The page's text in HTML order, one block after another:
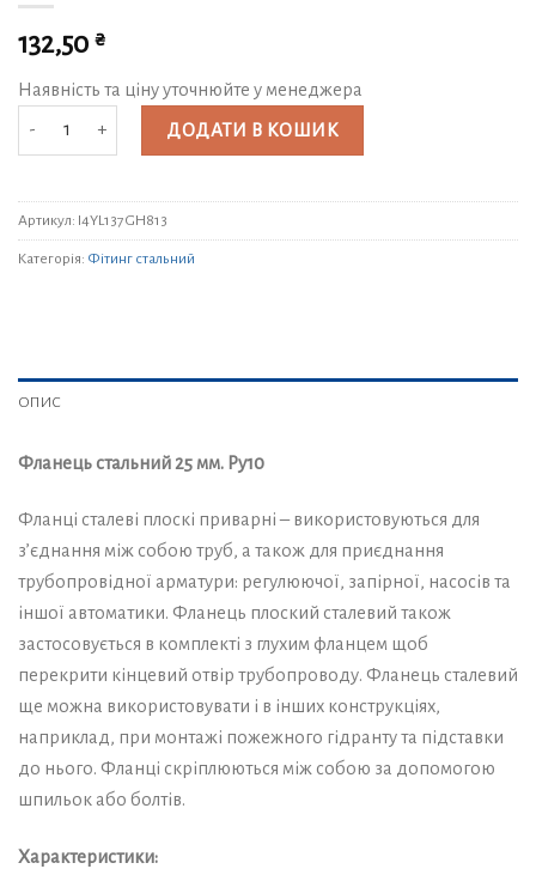
132,50 ₴
Наявність та ціну уточнюйте у менеджера
ДОДАТИ В КОШИК
Артикул: I4YL137GH813
Категорія: Фітинг стальний
ОПИС
Фланець стальний 25 мм. Py10
Фланці сталеві плоскі приварні – використовуються для
з’єднання між собою труб, а також для приєднання
трубопровідної арматури: регулюючої, запірної, насосів та
іншої автоматики. Фланець плоский сталевий також
застосовується в комплекті з глухим фланцем щоб
перекрити кінцевий отвір трубопроводу. Фланець сталевий
ще можна використовувати і в інших конструкціях,
наприклад, при монтажі пожежного гідранту та підставки
до нього. Фланці скріплюються між собою за допомогою
шпильок або болтів.
Характеристики: